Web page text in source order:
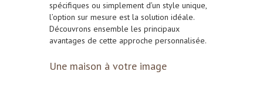
spécifiques ou simplement d’un style unique,
l’option sur mesure est la solution idéale.
Découvrons ensemble les principaux
avantages de cette approche personnalisée.
Une maison à votre image